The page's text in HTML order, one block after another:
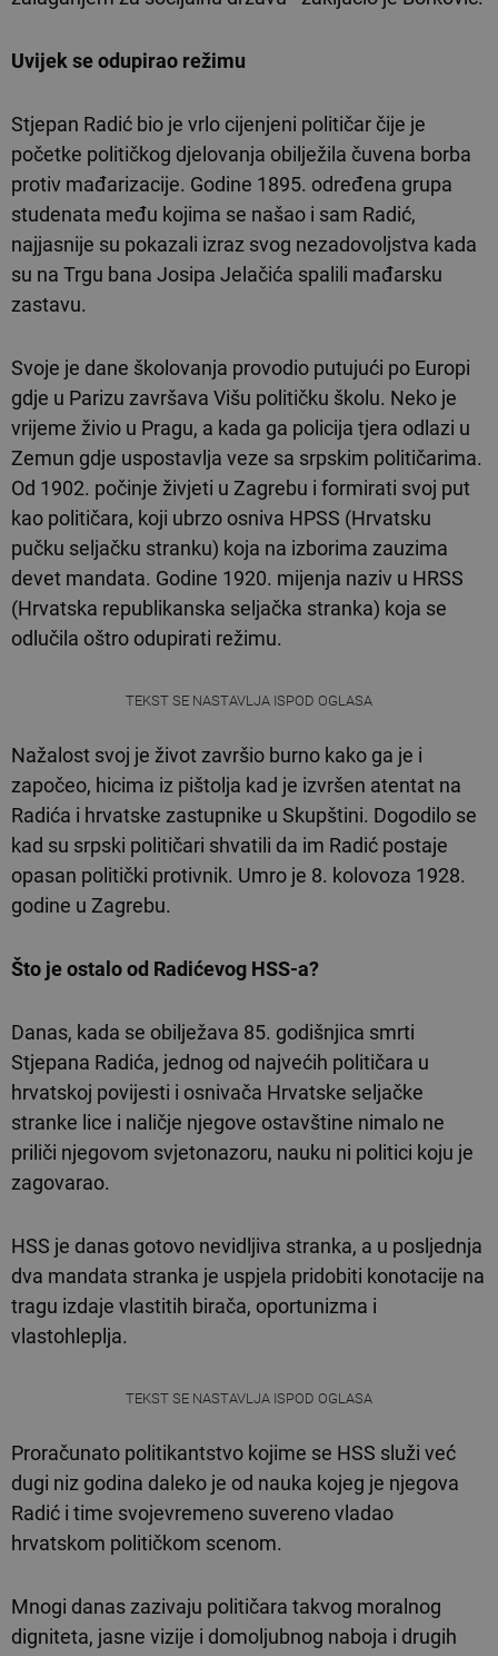
Uvijek se odupirao režimu
Stjepan Radić bio je vrlo cijenjeni političar čije je
početke političkog djelovanja obilježila čuvena borba
protiv mađarizacije. Godine 1895. određena grupa
studenata među kojima se našao i sam Radić,
najjasnije su pokazali izraz svog nezadovoljstva kada
su na Trgu bana Josipa Jelačića spalili mađarsku
zastavu.
Svoje je dane školovanja provodio putujući po Europi
gdje u Parizu završava Višu političku školu. Neko je
vrijeme živio u Pragu, a kada ga policija tjera odlazi u
Zemun gdje uspostavlja veze sa srpskim političarima.
Od 1902. počinje živjeti u Zagrebu i formirati svoj put
kao političara, koji ubrzo osniva HPSS (Hrvatsku
pučku seljačku stranku) koja na izborima zauzima
devet mandata. Godine 1920. mijenja naziv u HRSS
(Hrvatska republikanska seljačka stranka) koja se
odlučila oštro odupirati režimu.
TEKST SE NASTAVLJA ISPOD OGLASA
Nažalost svoj je život završio burno kako ga je i
započeo, hicima iz pištolja kad je izvršen atentat na
Radića i hrvatske zastupnike u Skupštini. Dogodilo se
kad su srpski političari shvatili da im Radić postaje
opasan politički protivnik. Umro je 8. kolovoza 1928.
godine u Zagrebu.
Što je ostalo od Radićevog HSS-a?
Danas, kada se obilježava 85. godišnjica smrti
Stjepana Radića, jednog od najvećih političara u
hrvatskoj povijesti i osnivača Hrvatske seljačke
stranke lice i naličje njegove ostavštine nimalo ne
priliči njegovom svjetonazoru, nauku ni politici koju je
zagovarao.
HSS je danas gotovo nevidljiva stranka, a u posljednja
dva mandata stranka je uspjela pridobiti konotacije na
tragu izdaje vlastitih birača, oportunizma i
vlastohleplja.
TEKST SE NASTAVLJA ISPOD OGLASA
Proračunato politikantstvo kojime se HSS služi već
dugi niz godina daleko je od nauka kojeg je njegova
Radić i time svojevremeno suvereno vladao
hrvatskom političkom scenom.
Mnogi danas zazivaju političara takvog moralnog
digniteta, jasne vizije i domoljubnog naboja i drugih